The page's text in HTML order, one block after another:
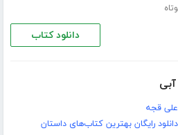
دانلود کتاب
قجه
دانلود رایگان بهترین کتاب‌های داستان